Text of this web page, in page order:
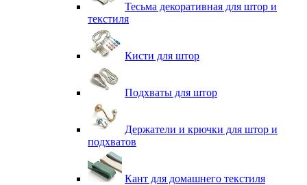
Тесьма декоративная для штор и
текстиля
Кисти для штор
Подхваты для штор
Держатели и крючки для штор и
подхватов
Кант для домашнего текстиля